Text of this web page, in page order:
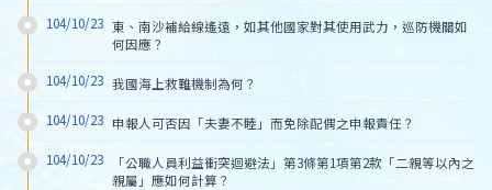
104/10/23 東、南沙補給線遙遠，如其他國家對其使用武力，巡防機關如
何因應？
104/10/23 我國海上救難機制為何？
104/10/23 申報人可否因「夫妻不睦」而免除配偶之申報責任？
104/10/23
「公職人員利益衝突迴避法」第3條第1項第2款「二親等以內之
親屬」應如何計算？